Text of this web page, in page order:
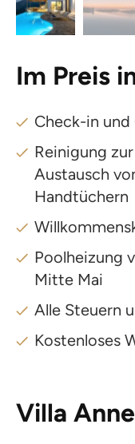
Im Preis
Check-in
Reinigung
Austausch
Handtüchern
Poolheizung
Mitte Mai
Alle Steuern
Kostenloses
Villa